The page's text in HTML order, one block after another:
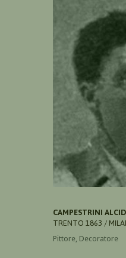
CAMPESTRINI
TRENTO 1863 /
Pittore, Decoratore